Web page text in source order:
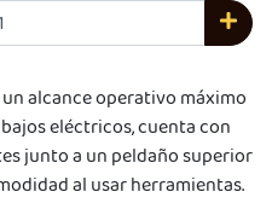
alcance operativo máximo
eléctricos, cuenta con
junto a un peldaño superior
al usar herramientas.